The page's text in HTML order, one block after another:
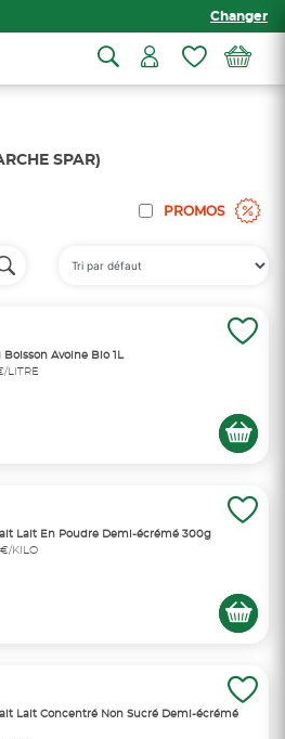
Changer
SPAR)
PROMOS
Boisson Avoine Bio 1L
LITRE
Lait En Poudre Demi-écrémé 300g
€/KILO
Lait Concentré Non Sucré Demi-écrémé